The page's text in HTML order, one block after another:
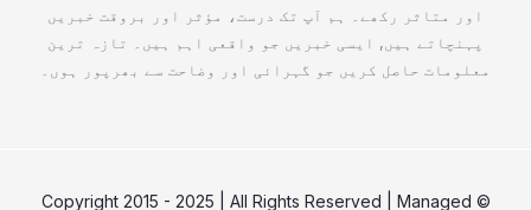
اور متاثر رکھے۔ ہم آپ تک درست، مؤثر اور بروقت خبریں
پہنچاتے ہیں, ایسی خبریں جو واقعی اہم ہیں۔ تازہ ترین
معلومات حاصل کریں جو گہرائی اور وضاحت سے بھرپور ہوں۔
© Copyright 2015 - 2025 | All Rights Reserved | Managed